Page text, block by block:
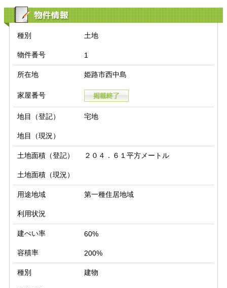
物件情報
種別 土地
物件番号 1
所在地 姫路市西中島
家屋番号
地目（登記） 宅地
地目（現況）
土地面積（登記） ２０４．６１平方メートル
土地面積（現況）
用途地域 第一種住居地域
利用状況
建ぺい率 60%
容積率 200%
種別 建物